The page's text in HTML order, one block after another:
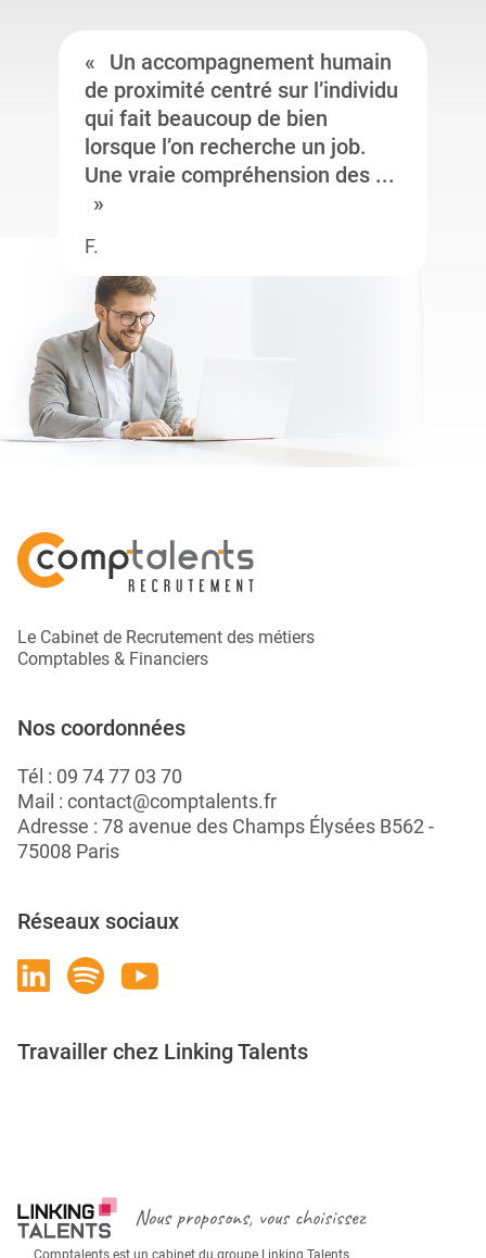
Un accompagnement humain
de proximité centré sur l’individu
qui fait beaucoup de bien
lorsque l’on recherche un job.
Une vraie compréhension des ...
F.
Le Cabinet de Recrutement des métiers
Comptables & Financiers
Nos coordonnées
Tél : 09 74 77 03 70
Mail : contact@comptalents.fr
Adresse : 78 avenue des Champs Élysées B562 -
75008 Paris
Réseaux sociaux
Travailler chez Linking Talents
Nous proposons, vous choisissez
Comptalents est un cabinet du groupe Linking Talents